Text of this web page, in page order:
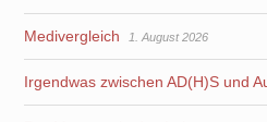
Medivergleich 1. August 2026
Irgendwas zwischen AD(H)S und